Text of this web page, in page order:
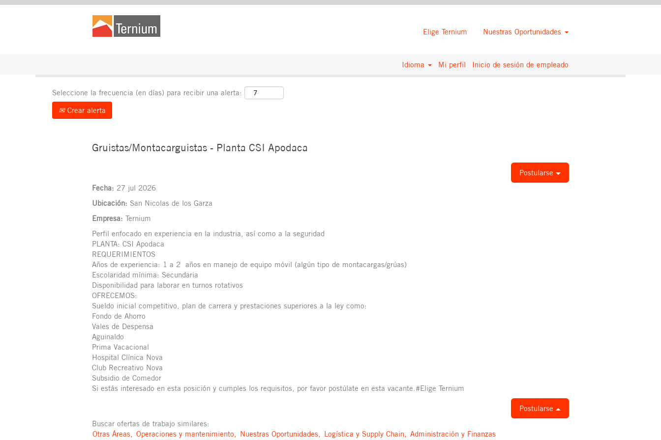
Elige Ternium Nuestras Oportunidades
Idioma Mi perfil Inicio de sesión de empleado
Buscar por palabra clave (Dar clic en Mostrar más opciones)
Seleccione la frecuencia (en días) para recibir una alerta:
Crear alerta
Gruistas/Montacarguistas - Planta CSI Apodaca
Postularse
Fecha: 27 jul 2026
Ubicación: San Nicolas de los Garza
Empresa: Ternium
Perfil enfocado en experiencia en la industria, así como a la seguridad
PLANTA: CSI Apodaca
REQUERIMIENTOS
Años de experiencia: 1 a 2 años en manejo de equipo móvil (algún tipo de montacargas/grúas)
Escolaridad mínima: Secundaria
Disponibilidad para laborar en turnos rotativos
OFRECEMOS:
Sueldo inicial competitivo, plan de carrera y prestaciones superiores a la ley como:
Fondo de Ahorro
Vales de Despensa
Aguinaldo
Prima Vacacional
Hospital Clínica Nova
Club Recreativo Nova
Subsidio de Comedor
Si estás interesado en esta posición y cumples los requisitos, por favor postúlate en esta vacante.#Elige Ternium
Postularse
Buscar ofertas de trabajo similares:
Otras Áreas, Operaciones y mantenimiento, Nuestras Oportunidades, Logística y Supply Chain, Administración y Finanzas